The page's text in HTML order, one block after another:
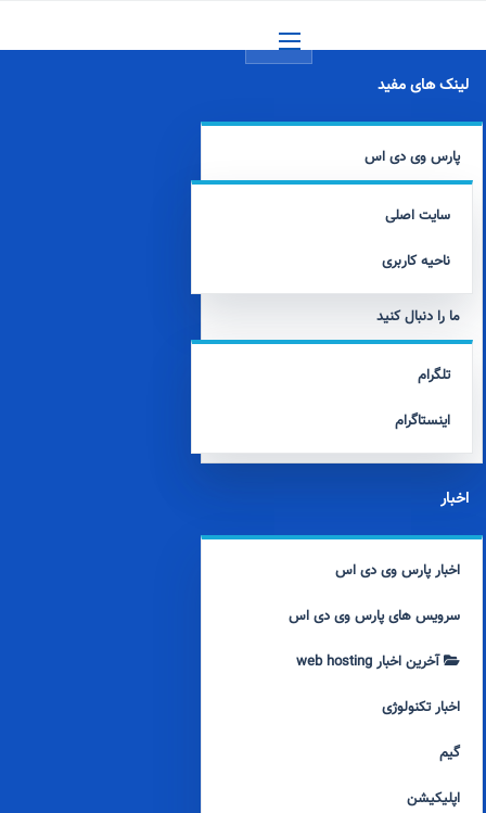
لینک های مفید
پارس وی دی اس
سایت اصلی
ناحیه کاربری
ما را دنبال کنید
تلگرام
اینستاگرام
اخبار
اخبار پارس وی دی اس
سرویس های پارس وی دی اس
آخرین اخبار web hosting
اخبار تکنولوژی
گیم
اپلیکیشن